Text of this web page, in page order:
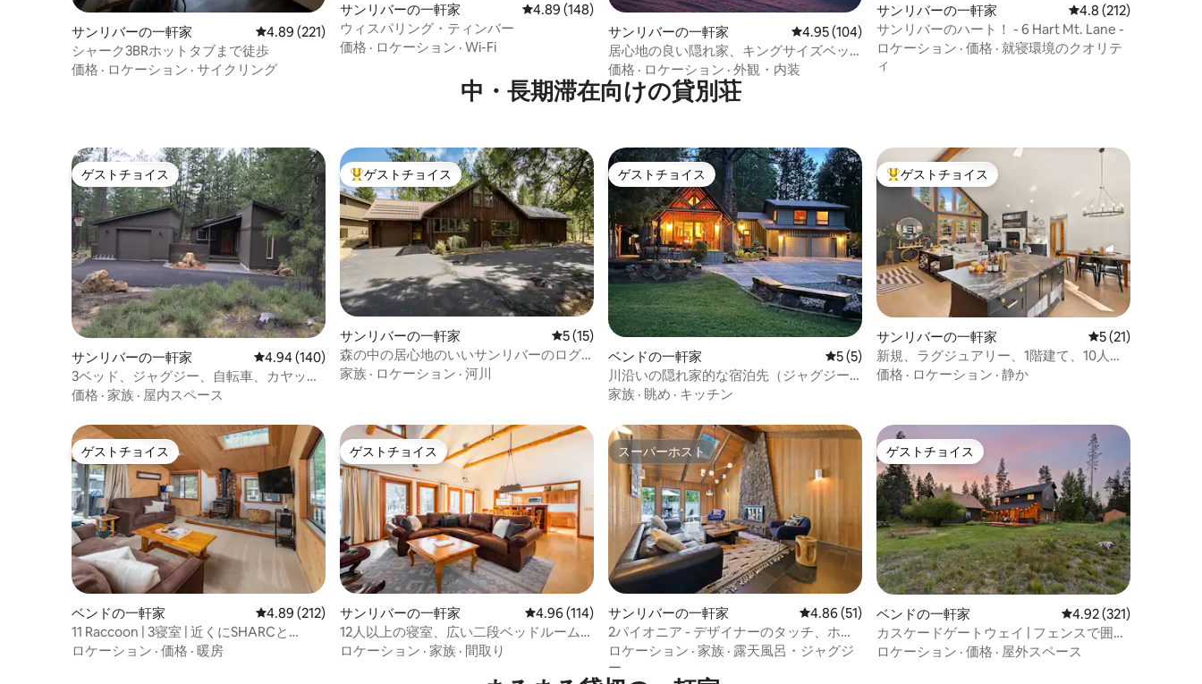
サンリバーの一軒家 レビュー221件、5つ星中4.89つ星の平均評価
4.89 (221)
シャーク3BRホットタブまで徒歩
価格 · ロケーション · サイクリング
サンリバーの一軒家 レビュー148件、5つ星中4.89つ星の平均評価
4.89 (148)
ウィスパリング・ティンバー
価格 · ロケーション · Wi-Fi
サンリバーの一軒家 レビュー104件、5つ星中4.95つ星の平均評価
4.95 (104)
居心地の良い隠れ家、キングサイズベッ
ド2台、10 Sharc、ジャグジー、BBQ、自
転車、EVC
価格 · ロケーション · 外観・内装
サンリバーの一軒家 レビュー212件、5つ
4.8 (212)
サンリバーのハート！ - 6 Hart Mt. Lane -
ロケーション · 価格 · 就寝環境のクオリテ
ィ
中・長期滞在向けの貸別荘
ゲストチョイス
ゲストチョイス
サンリバーの一軒家 レビュー140件、5つ星中4.94つ星の平均評価
4.94 (140)
3ベッド、ジャグジー、自転車、カヤッ
ク、SHARC付き
価格 · 家族 · 屋内スペース
大好評のゲストチョイスです。
ゲストチョイス
サンリバーの一軒家 レビュー15件、5つ星中5つ星の平均評価
5 (15)
森の中の居心地のいいサンリバーのログ
ハウス
家族 · ロケーション · 河川
ゲストチョイス
ゲストチョイス
ベンドの一軒家 レビュー5件、5つ星中5つ星の平均評価
5 (5)
川沿いの隠れ家的な宿泊先（ジャグジー
付き、サンリバーまで数分）
家族 · 眺め · キッチン
大好評のゲストチョイスです。
ゲストチョイス
サンリバーの一軒家 レビュー21件、5
5 (21)
新規、ラグジュアリー、1階建て、10人宿
泊可能、SHARC、ジャグジー
価格 · ロケーション · 静か
ゲストチョイス
ゲストチョイス
ベンドの一軒家 レビュー212件、5つ星中4.89つ星の平均評価
4.89 (212)
11 Raccoon | 3寝室 | 近くにSHARCと
Village
ロケーション · 価格 · 暖房
ゲストチョイス
ゲストチョイス
サンリバーの一軒家 レビュー114件、5つ星中4.96つ星の平均評価
4.96 (114)
12人以上の寝室、広い二段ベッドルーム-
すべてのアメニティ！
ロケーション · 家族 · 間取り
スーパーホスト
スーパーホスト
サンリバーの一軒家 レビュー51件、5つ星中4.86つ星の平均評価
4.86 (51)
2パイオニア - デザイナーのタッチ、ホッ
トタブ
ロケーション · 家族 · 露天風呂・ジャグジ
ー
ゲストチョイス
ゲストチョイス
ベンドの一軒家 レビュー321件、5つ
4.92 (321)
カスケードゲートウェイ | フェンスで囲ま
れた敷地 | 露天風呂・ジャグジー | プライ
ロケーション · 価格 · 屋外スペース